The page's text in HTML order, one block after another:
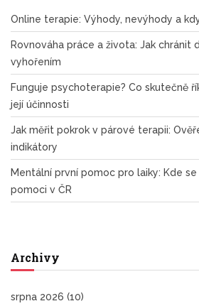
Online terapie: Výhody, nevýhody a
Rovnováha práce a života: Jak chránit
vyhořením
Funguje psychoterapie? Co skutečně
její účinnosti
Jak měřit pokrok v párové terapii:
indikátory
Mentální první pomoc pro laiky: Kde
pomoci v ČR
Archivy
srpna 2026 (10)